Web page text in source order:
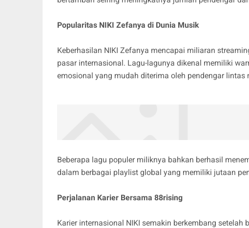
Popularitas NIKI Zefanya di Dunia Musik
Keberhasilan NIKI Zefanya mencapai miliaran
pasar internasional. Lagu-lagunya dikenal memiliki
emosional yang mudah diterima oleh pendengar lintas
Beberapa lagu populer miliknya bahkan berhasil
dalam berbagai playlist global yang memiliki jutaan
Perjalanan Karier Bersama 88rising
Karier internasional NIKI semakin berkembang